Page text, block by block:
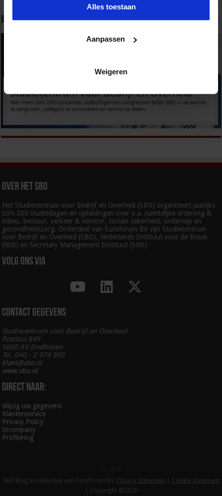
Alles toestaan
Aanpassen
Weigeren
Bekijk onze opleidingen
Over het SBO
Het Studiecentrum voor Bedrijf en Overheid (SBO) organiseert jaarlijks
zo’n 200 studiedagen en opleidingen over o.a. ruimtelijke ordening &
milieu, bestuur, verkeer & vervoer, sociale zekerheid, onderwijs en
gezondheidszorg. Onderdeel van Euroforum BV zijn Studiecentrum
voor Bedrijf en Overheid (SBO), Nederlands Instituut voor de Bouw
(NIB) en Secretary Management Instituut (SMI).
Volg ons via
Contact gegevens
Studiecentrum voor Bedrijf en Overheid
Postbus 845
5600 AV Eindhoven
Tel. 040 - 2 974 980
klant@sbo.nl
www.sbo.nl
Direct naar:
Wijzig uw gegevens
Klantenservice
Privacy Policy
Incompany
Profilering
SBO Blog is onderdeel van Euroforum BV. Privacy statement
Cookie statement
| Copyright ©2026